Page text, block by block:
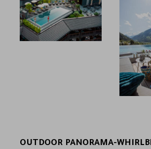
OUTDOOR PANORAMA-